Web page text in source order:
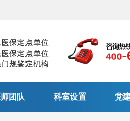
师团队 科室设置 党